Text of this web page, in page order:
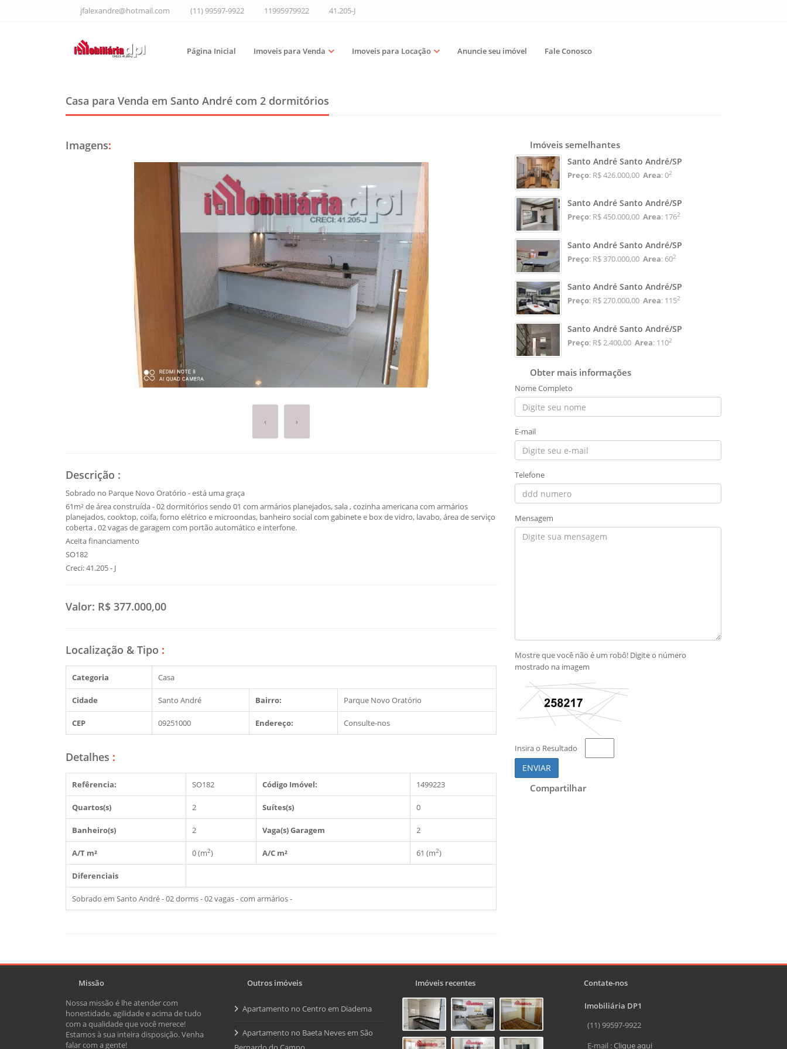
jfalexandre@hotmail.com (11) 99597-9922 11995979922 41.205-J
Página Inicial Imoveis para Venda Imoveis para Locação Anuncie seu imóvel Fale Conosco
Casa para Venda em Santo André com 2 dormitórios
Imagens:
‹ ›
Descrição :
Sobrado no Parque Novo Oratório - está uma graça
61m² de área construída - 02 dormitórios sendo 01 com armários planejados, sala , cozinha americana com armários
planejados, cooktop, coifa, forno elétrico e microondas, banheiro social com gabinete e box de vidro, lavabo, área de serviço
coberta , 02 vagas de garagem com portão automático e interfone.
Aceita financiamento
SO182
Creci: 41.205 - J
Valor: R$ 377.000,00
Localização & Tipo :
Categoria Casa
Cidade Santo André Bairro: Parque Novo Oratório
CEP 09251000 Endereço: Consulte-nos
Detalhes :
Refêrencia: SO182 Código Imóvel: 1499223
Quartos(s) 2 Suítes(s) 0
Banheiro(s) 2 Vaga(s) Garagem 2
A/T m² 0 (m2) A/C m² 61 (m2)
Diferenciais
Sobrado em Santo André - 02 dorms - 02 vagas - com armários -
Imóveis semelhantes
Santo André Santo André/SP
Preço: R$ 426.000,00 Area: 02
Santo André Santo André/SP
Preço: R$ 450.000,00 Area: 1762
Santo André Santo André/SP
Preço: R$ 370.000,00 Area: 602
Santo André Santo André/SP
Preço: R$ 270.000,00 Area: 1152
Santo André Santo André/SP
Preço: R$ 2.400,00 Area: 1102
Obter mais informações
Nome Completo
E-mail
Telefone
Mensagem
Mostre que você não é um robô! Digite o número
mostrado na imagem
Insira o Resultado
ENVIAR
Compartilhar
Missão
Nossa missão é lhe atender com
honestidade, agilidade e acima de tudo
com a qualidade que você merece!
Estamos à sua inteira disposição. Venha
falar com a gente!
Outros imóveis
Apartamento no Centro em Diadema
Apartamento no Baeta Neves em São
Imóveis recentes Contate-nos
Imobiliária DP1
(11) 99597-9922
E-mail :Clique aqui